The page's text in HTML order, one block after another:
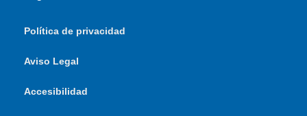
Política de privacidad
Aviso Legal
Accesibilidad